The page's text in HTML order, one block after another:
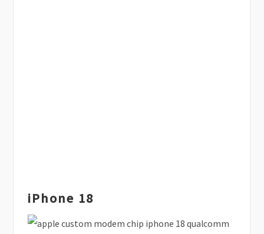
iPhone 18